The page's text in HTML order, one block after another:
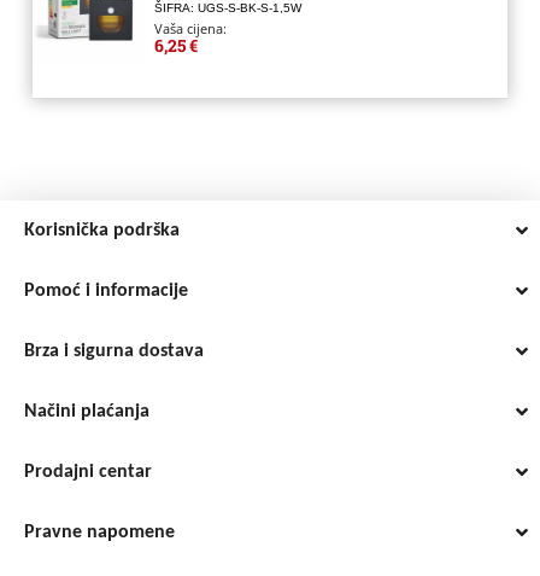
ŠIFRA: UGS-S-BK-S-1,5W
Vaša cijena:
6,25 €
Korisnička podrška
Pomoć i informacije
Brza i sigurna dostava
Načini plaćanja
Prodajni centar
Pravne napomene